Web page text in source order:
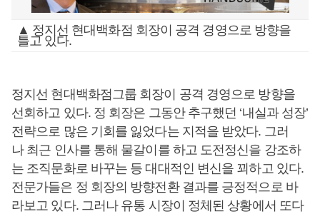
▲ 정지선 현대백화점 회장이 공격 경영으로 방향을
틀고 있다.
정지선 현대백화점그룹 회장이 공격 경영으로 방향을
선회하고 있다. 정 회장은 그동안 추구했던 ‘내실과 성장’
전략으로 많은 기회를 잃었다는 지적을 받았다. 그러
나 최근 인사를 통해 물갈이를 하고 도전정신을 강조하
는 조직문화로 바꾸는 등 대대적인 변신을 꾀하고 있다.
전문가들은 정 회장의 방향전환 결과를 긍정적으로 바
라보고 있다. 그러나 유통 시장이 정체된 상황에서 또다